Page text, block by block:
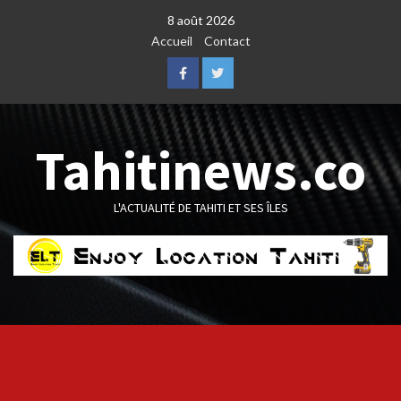
8 août 2026
Accueil
Contact
FacebookTwitter
Tahitinews.co
L'ACTUALITÉ DE TAHITI ET SES ÎLES